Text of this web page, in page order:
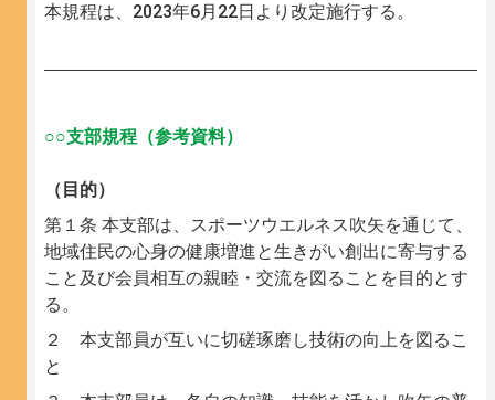
本規程は、2023年6月22日より改定施行する。
○○支部規程（参考資料）
（目的）
第１条 本支部は、スポーツウエルネス吹矢を通じて、
地域住民の心身の健康増進と生きがい創出に寄与する
こと及び会員相互の親睦・交流を図ることを目的とす
る。
２ 本支部員が互いに切磋琢磨し技術の向上を図るこ
と